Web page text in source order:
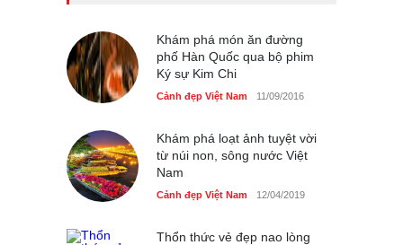
Cảnh đẹp Việt Nam 24/04/2020
40 xe ôtô du lịch tự lái đầu
tiên qua cửa khẩu Móng Cái
Thực hư cây cầu gỗ dài
nhất Việt Nam bị ‘xóa sổ’
sau lũ
Khám phá món ăn đường
phố Hàn Quốc qua bộ phim
Ký sự Kim Chi
Cảnh đẹp Việt Nam 11/09/2016
Khám phá loạt ảnh tuyệt vời
từ núi non, sông nước Việt
Nam
Cảnh đẹp Việt Nam 12/04/2019
Thổn thức vẻ đẹp nao lòng